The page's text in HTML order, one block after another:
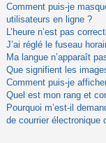
Comment puis-je
utilisateurs en ligne ?
L’heure n’est pas
J’ai réglé le fuseau
Ma langue n’apparaît
Que signifient les
Comment puis-je
Quel est mon rang et
Pourquoi m’est-il
de courrier électronique